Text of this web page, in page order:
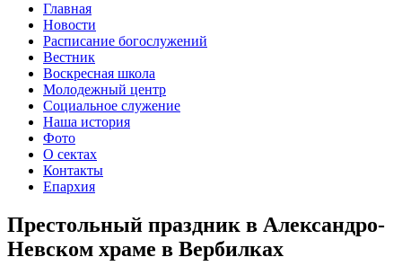
Главная
Новости
Расписание богослужений
Вестник
Воскресная школа
Молодежный центр
Социальное служение
Наша история
Фото
О сектах
Контакты
Епархия
Престольный праздник в Александро-
Невском храме в Вербилках